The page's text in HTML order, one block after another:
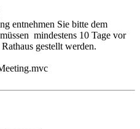
entnehmen Sie bitte dem
mindestens 10 Tage vor
gestellt werden.